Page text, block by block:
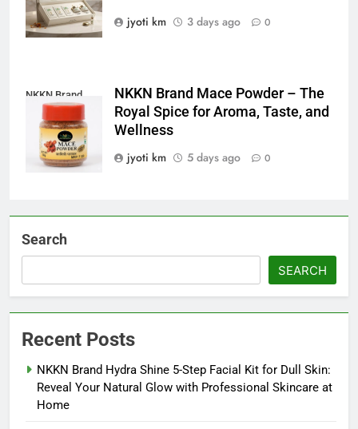
jyoti km
3 days ago 0
NKKN Brand
Mace Powder
NKKN Brand Mace Powder – The
Royal Spice for Aroma, Taste, and
Wellness
jyoti km
5 days ago 0
Search
SEARCH
Recent Posts
NKKN Brand Hydra Shine 5-Step Facial Kit for Dull Skin:
Reveal Your Natural Glow with Professional Skincare at
Home